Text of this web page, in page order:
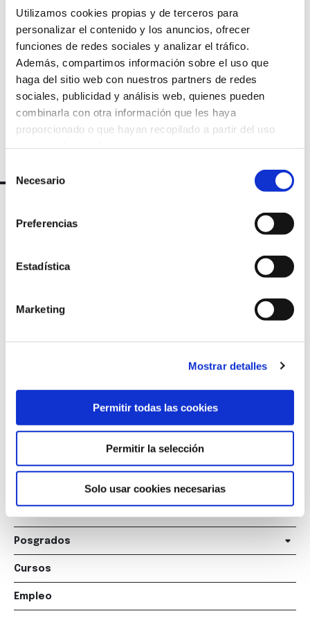
Utilizamos cookies propias y de terceros para
personalizar el contenido y los anuncios, ofrecer
funciones de redes sociales y analizar el tráfico.
Además, compartimos información sobre el uso que
haga del sitio web con nuestros partners de redes
sociales, publicidad y análisis web, quienes pueden
combinarla con otra información que les haya
proporcionado o que hayan recopilado a partir del uso
de Necesario
Preferencias
Estadística
Marketing
Mostrar detalles
Permitir todas las cookies
Permitir la selección
Solo usar cookies necesarias
nuestra
newsletter
+34 981 235 265
+34 698 198 265
escuela@marcelomacias.com
Posgrados
Cursos
Empleo